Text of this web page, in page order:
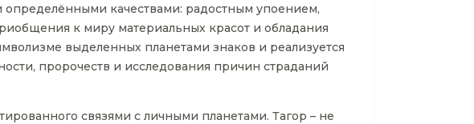
определёнными качествами: радостным упоением,
к миру материальных красот и обладания
выделенных планетами знаков и реализуется
пророчеств и исследования причин страданий
связями с личными планетами. Тагор – не